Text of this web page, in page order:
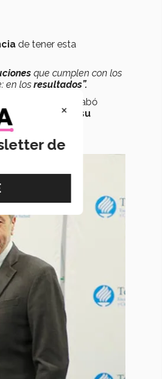
de tener esta
que cumplen con los
en los resultados”.
, donde se recabó
con su
×
de